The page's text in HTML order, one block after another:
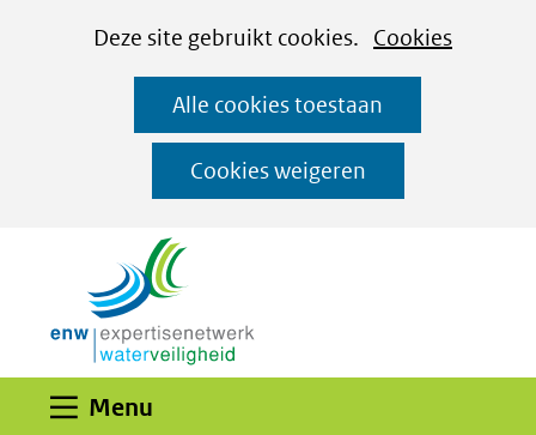
CookiesDeze site gebruikt cookies. Cookies
website
worden
toegestaan
Alle cookies toestaan
Cookies weigeren
Ga
naar
de
inhoud
Menu